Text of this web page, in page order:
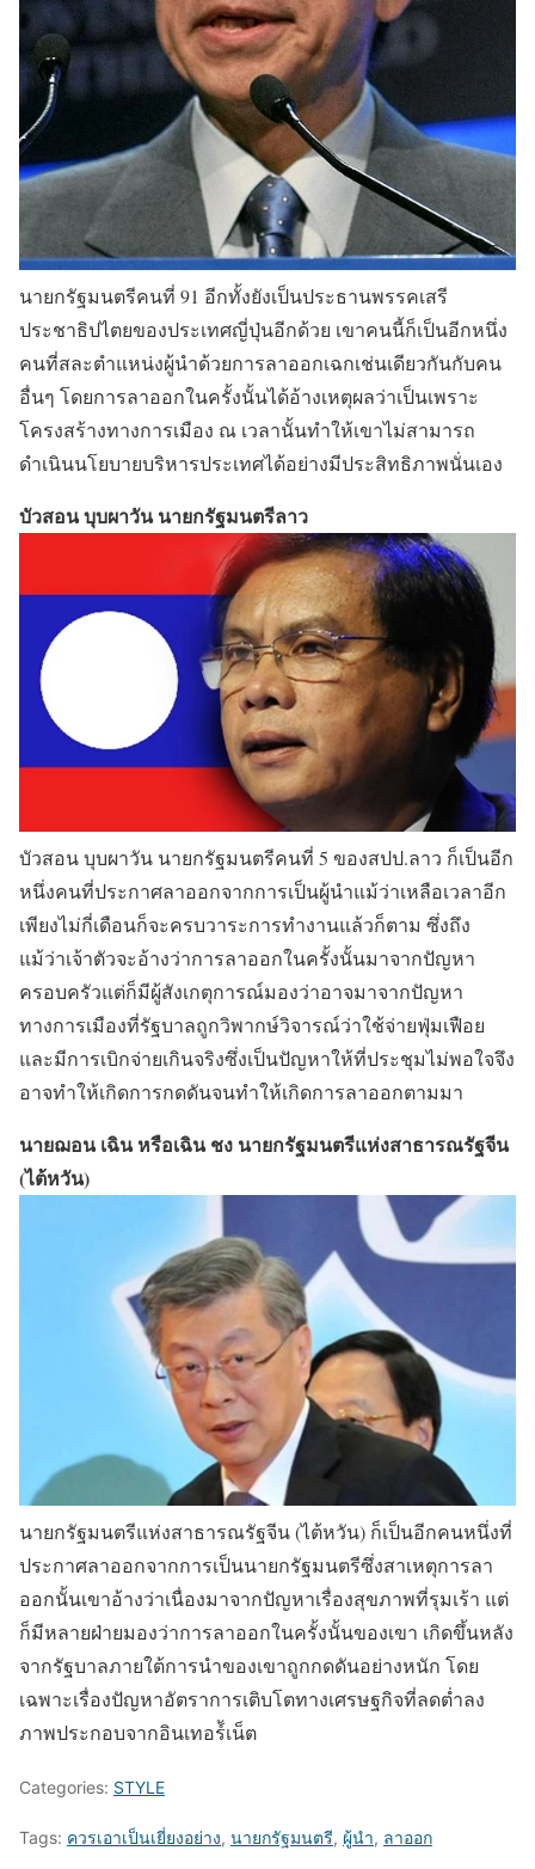
นายกรัฐมนตรีคนที่ 91 อีกทั้งยังเป็นประธานพรรคเสรี
ประชาธิปไตยของประเทศญี่ปุ่นอีกด้วย เขาคนนี้ก็เป็นอีกหนึ่ง
คนที่สละตำแหน่งผู้นำด้วยการลาออกเฉกเช่นเดียวกันกับคน
อื่นๆ โดยการลาออกในครั้งนั้นได้อ้างเหตุผลว่าเป็นเพราะ
โครงสร้างทางการเมือง ณ เวลานั้นทำให้เขาไม่สามารถ
ดำเนินนโยบายบริหารประเทศได้อย่างมีประสิทธิภาพนั่นเอง
บัวสอน บุบผาวัน นายกรัฐมนตรีลาว
บัวสอน บุบผาวัน นายกรัฐมนตรีคนที่ 5 ของสปป.ลาว ก็เป็นอีก
หนึ่งคนที่ประกาศลาออกจากการเป็นผู้นำแม้ว่าเหลือเวลาอีก
เพียงไม่กี่เดือนก็จะครบวาระการทำงานแล้วก็ตาม ซึ่งถึง
แม้ว่าเจ้าตัวจะอ้างว่าการลาออกในครั้งนั้นมาจากปัญหา
ครอบครัวแต่ก็มีผู้สังเกตุการณ์มองว่าอาจมาจากปัญหา
ทางการเมืองที่รัฐบาลถูกวิพากษ์วิจารณ์ว่าใช้จ่ายฟุ่มเฟือย
และมีการเบิกจ่ายเกินจริงซึ่งเป็นปัญหาให้ที่ประชุมไม่พอใจจึง
อาจทำให้เกิดการกดดันจนทำให้เกิดการลาออกตามมา
นายฌอน เฉิน หรือเฉิน ชง นายกรัฐมนตรีแห่งสาธารณรัฐจีน
(ไต้หวัน)
นายกรัฐมนตรีแห่งสาธารณรัฐจีน (ไต้หวัน) ก็เป็นอีกคนหนึ่งที่
ประกาศลาออกจากการเป็นนายกรัฐมนตรีซึ่งสาเหตุการลา
ออกนั้นเขาอ้างว่าเนื่องมาจากปัญหาเรื่องสุขภาพที่รุมเร้า แต่
ก็มีหลายฝ่ายมองว่าการลาออกในครั้งนั้นของเขา เกิดขึ้นหลัง
จากรัฐบาลภายใต้การนำของเขาถูกกดดันอย่างหนัก โดย
เฉพาะเรื่องปัญหาอัตราการเติบโตทางเศรษฐกิจที่ลดต่ำลง
ภาพประกอบจากอินเทอร์้เน็ต
Categories: STYLE
Tags: ควรเอาเป็นเยี่ยงอย่าง, นายกรัฐมนตรี, ผู้นำ, ลาออก